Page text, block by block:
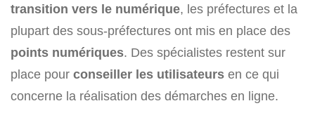
transition vers le numérique, les préfectures et la
plupart des sous-préfectures ont mis en place des
points numériques. Des spécialistes restent sur
place pour conseiller les utilisateurs en ce qui
concerne la réalisation des démarches en ligne.